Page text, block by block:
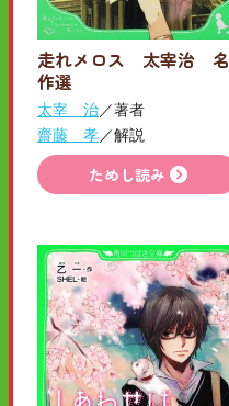
走れメロス 太宰治 名
作選
太宰 治／著者
齋藤 孝／解説
ためし読み